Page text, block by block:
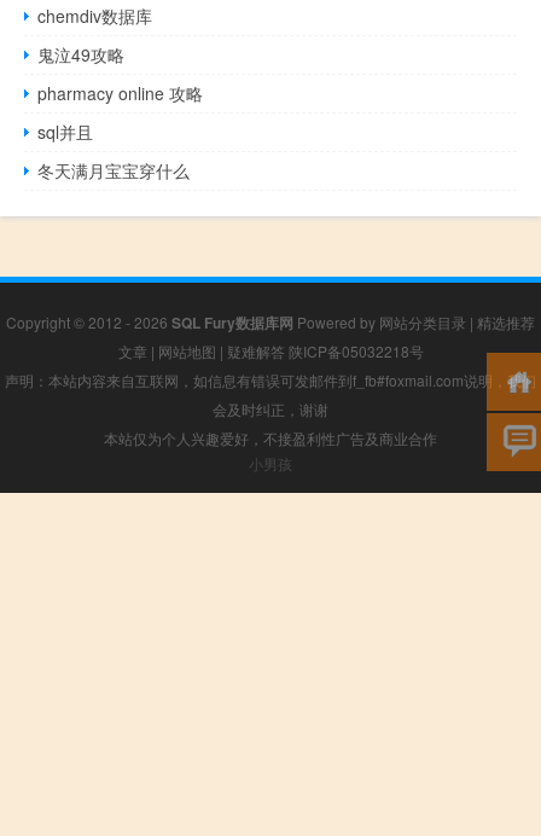
chemdiv数据库
鬼泣49攻略
pharmacy online 攻略
sql并且
冬天满月宝宝穿什么
Copyright © 2012 - 2026 SQL Fury数据库网 Powered by 网站分类目录 | 精选推荐
文章 | 网站地图 | 疑难解答 陕ICP备05032218号
声明：本站内容来自互联网，如信息有错误可发邮件到f_fb#foxmail.com说明，我们
会及时纠正，谢谢
本站仅为个人兴趣爱好，不接盈利性广告及商业合作
小男孩